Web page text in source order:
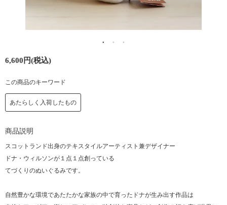
6,600円(税込)
この商品のキーワード
あたらしく入荷したもの
商品説明
スコットランド出身のテキスタイルアーティスト兼デザイナー
ドナ・ウィルソンが１点１点創っている
てづくりのぬいぐるみです。
自然豊かな環境であたたかな家族の中で育ったドナが生み出す作品は